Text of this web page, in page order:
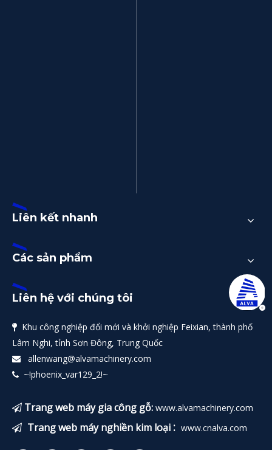
Liên kết nhanh
Các sản phẩm
Liên hệ với chúng tôi

Khu công nghiệp đổi mới và khởi nghiệp Feixian, thành phố
Lâm Nghi, tỉnh Sơn Đông, Trung Quốc
 allenwang@alvamachinery.com
 ~!phoenix_var129_2!~
 Trang web máy gia công gỗ: www.alvamachinery.com
 Trang web máy nghiền kim loại : www.cnalva.com